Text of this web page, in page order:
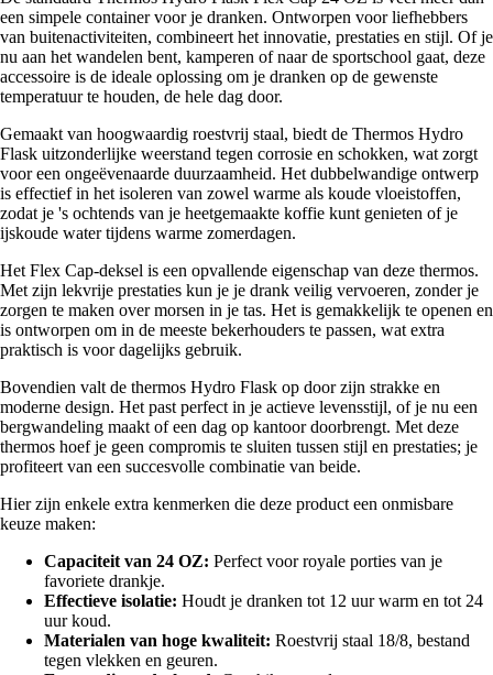
een simpele container voor je dranken. Ontworpen voor liefhebbers
van buitenactiviteiten, combineert het innovatie, prestaties en stijl. Of je
nu aan het wandelen bent, kamperen of naar de sportschool gaat, deze
accessoire is de ideale oplossing om je dranken op de gewenste
temperatuur te houden, de hele dag door.
Gemaakt van hoogwaardig roestvrij staal, biedt de Thermos Hydro
Flask uitzonderlijke weerstand tegen corrosie en schokken, wat zorgt
voor een ongeëvenaarde duurzaamheid. Het dubbelwandige ontwerp
is effectief in het isoleren van zowel warme als koude vloeistoffen,
zodat je 's ochtends van je heetgemaakte koffie kunt genieten of je
ijskoude water tijdens warme zomerdagen.
Het Flex Cap-deksel is een opvallende eigenschap van deze thermos.
Met zijn lekvrije prestaties kun je je drank veilig vervoeren, zonder je
zorgen te maken over morsen in je tas. Het is gemakkelijk te openen en
is ontworpen om in de meeste bekerhouders te passen, wat extra
praktisch is voor dagelijks gebruik.
Bovendien valt de thermos Hydro Flask op door zijn strakke en
moderne design. Het past perfect in je actieve levensstijl, of je nu een
bergwandeling maakt of een dag op kantoor doorbrengt. Met deze
thermos hoef je geen compromis te sluiten tussen stijl en prestaties; je
profiteert van een succesvolle combinatie van beide.
Hier zijn enkele extra kenmerken die deze product een onmisbare
keuze maken:
Capaciteit van 24 OZ: Perfect voor royale porties van je
favoriete drankje.
Effectieve isolatie: Houdt je dranken tot 12 uur warm en tot 24
uur koud.
Materialen van hoge kwaliteit: Roestvrij staal 18/8, bestand
tegen vlekken en geuren.